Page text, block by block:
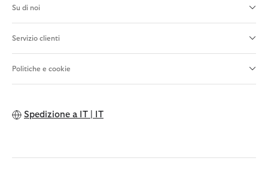
Su di noi
Servizio clienti
Politiche e cookie
Spedizione a IT | IT